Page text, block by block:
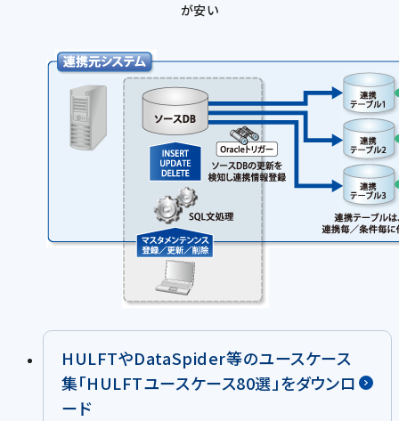
が安い
HULFTやDataSpider等のユースケース
集「HULFTユースケース80選」をダウンロ
ード